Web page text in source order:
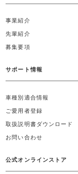
事業紹介
先輩紹介
募集要項
サポート情報
車種別適合情報
ご愛用者登録
取扱説明書ダウンロード
お問い合わせ
公式オンラインストア